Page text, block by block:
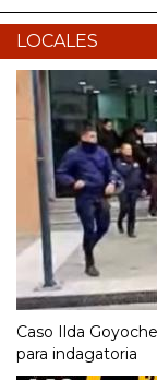
LOCALES
Caso Ilda
para indagatoria